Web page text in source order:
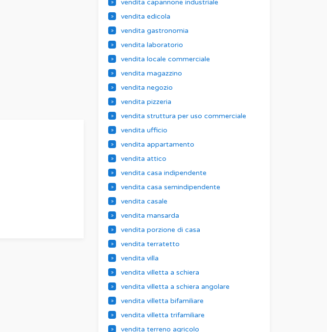
vendita capannone industriale
vendita edicola
vendita gastronomia
vendita laboratorio
vendita locale commerciale
vendita magazzino
vendita negozio
vendita pizzeria
vendita struttura per uso commerciale
vendita ufficio
vendita appartamento
vendita attico
vendita casa indipendente
vendita casa semindipendente
vendita casale
vendita mansarda
vendita porzione di casa
vendita terratetto
vendita villa
vendita villetta a schiera
vendita villetta a schiera angolare
vendita villetta bifamiliare
vendita villetta trifamiliare
vendita terreno agricolo